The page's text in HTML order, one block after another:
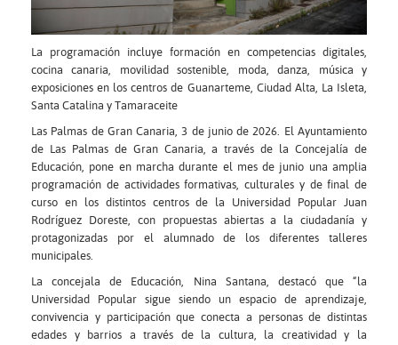
La programación incluye formación en competencias digitales,
cocina canaria, movilidad sostenible, moda, danza, música y
exposiciones en los centros de Guanarteme, Ciudad Alta, La Isleta,
Santa Catalina y Tamaraceite
Las Palmas de Gran Canaria, 3 de junio de 2026. El Ayuntamiento
de Las Palmas de Gran Canaria, a través de la Concejalía de
Educación, pone en marcha durante el mes de junio una amplia
programación de actividades formativas, culturales y de final de
curso en los distintos centros de la Universidad Popular Juan
Rodríguez Doreste, con propuestas abiertas a la ciudadanía y
protagonizadas por el alumnado de los diferentes talleres
municipales.
La concejala de Educación, Nina Santana, destacó que “la
Universidad Popular sigue siendo un espacio de aprendizaje,
convivencia y participación que conecta a personas de distintas
edades y barrios a través de la cultura, la creatividad y la